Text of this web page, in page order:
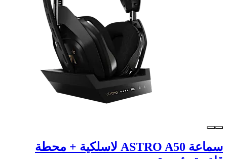
سماعة ASTRO A50 لاسلكية + محطة